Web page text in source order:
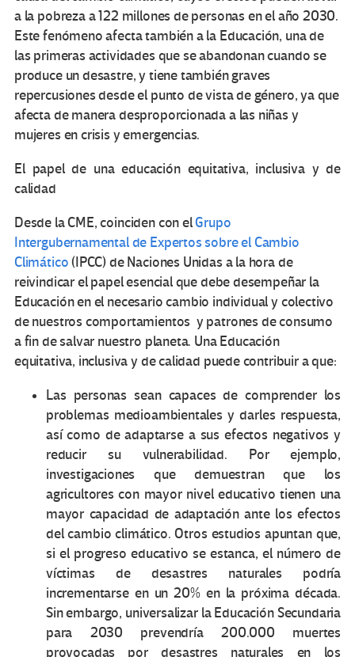
a la pobreza a 122 millones de personas en el año 2030.
Este fenómeno afecta también a la Educación, una de
las primeras actividades que se abandonan cuando se
produce un desastre, y tiene también graves
repercusiones desde el punto de vista de género, ya que
afecta de manera desproporcionada a las niñas y
mujeres en crisis y emergencias.
El papel de una educación equitativa, inclusiva y de
calidad
Desde la CME, coinciden con elGrupo
Intergubernamental de Expertos sobre el Cambio
Climático(IPCC) de Naciones Unidas a la hora de
reivindicar el papel esencial que debe desempeñar la
Educación en el necesario cambio individual y colectivo
de nuestros comportamientos y patrones de consumo
a fin de salvar nuestro planeta. Una Educación
equitativa, inclusiva y de calidad puede contribuir a que:
Las personas sean capaces de comprender los
problemas medioambientales y darles respuesta,
así como de adaptarse a sus efectos negativos y
reducir su vulnerabilidad. Por ejemplo,
investigaciones que demuestran que los
agricultores con mayor nivel educativo tienen una
mayor capacidad de adaptación ante los efectos
del cambio climático. Otros estudios apuntan que,
si el progreso educativo se estanca, el número de
víctimas de desastres naturales podría
incrementarse en un 20% en la próxima década.
Sin embargo, universalizar la Educación Secundaria
para 2030 prevendría 200.000 muertes
provocadas por desastres naturales en los